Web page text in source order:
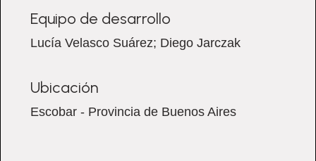
Equipo de desarrollo
Lucía Velasco Suárez; Diego Jarczak
Ubicación
Escobar - Provincia de Buenos Aires